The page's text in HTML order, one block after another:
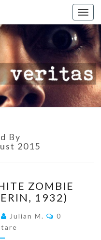
IN
By
2015
ZOMBIE
1932)
Julian M.
0